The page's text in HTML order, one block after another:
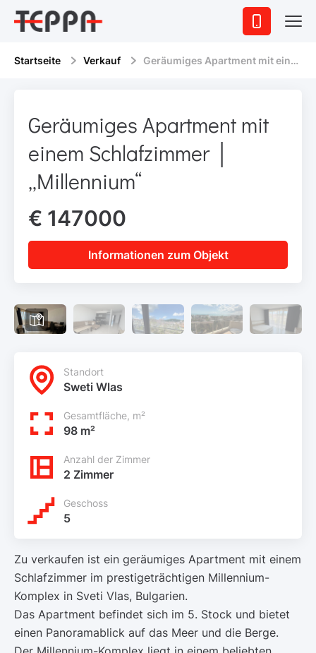
Startseite Verkauf Geräumiges Apartment mit einem Schlafzimmer │ „Millennium“
Geräumiges Apartment mit
einem Schlafzimmer │
„Millennium“
€ 147000
Informationen zum Objekt
Standort
Sweti Wlas
Gesamtfläche, m²
98 m²
Anzahl der Zimmer
2 Zimmer
Geschoss
5
Zu verkaufen ist ein geräumiges Apartment mit einem
Schlafzimmer im prestigeträchtigen Millennium-
Komplex in Sveti Vlas, Bulgarien.
Das Apartment befindet sich im 5. Stock und bietet
einen Panoramablick auf das Meer und die Berge.